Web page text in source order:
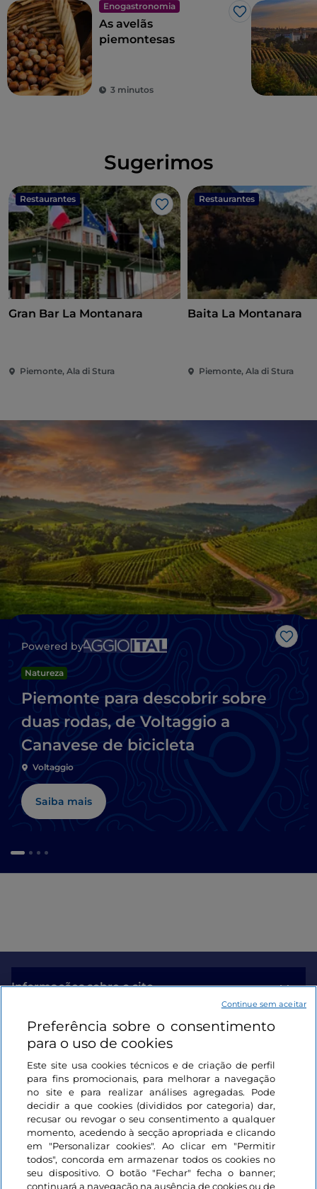
Enogastronomia
Gosto
As avelãs
piemontesas
3 minutos
Sugerimos
Restaurantes
Gosto
Gran Bar La Montanara
Piemonte, Ala di Stura
Restaurantes
Baita La Montanara
Piemonte, Ala di Stura
Powered by
Natureza
Piemonte para descobrir sobre
duas rodas, de Voltaggio a
Canavese de bicicleta
Voltaggio
Saiba mais
Informações sobre o site
Ligações úteis
Iniciar sessão
Mantenha-se em contacto
Preferência sobre o consentimento
para o uso de cookies
Este site usa cookies técnicos e de criação de perfil
para fins promocionais, para melhorar a navegação
no site e para realizar análises agregadas. Pode
decidir a que cookies (divididos por categoria) dar,
recusar ou revogar o seu consentimento a qualquer
momento, acedendo à secção apropriada e clicando
em "Personalizar cookies". Ao clicar em "Permitir
todos", concorda em armazenar todos os cookies no
seu dispositivo. O botão "Fechar" fecha o banner;
continuará a navegação na ausência de cookies ou de
Continue sem aceitar